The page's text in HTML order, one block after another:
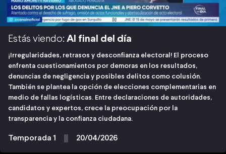
Estás viendo: Al final del día
¡Irregularidades, retrasos y desconfianza electoral! El proceso
enfrenta cuestionamientos por demoras en los resultados,
denuncias de negligencia y posibles delitos como colusión.
También se plantea la opción de elecciones complementarias en
medio de fallas logísticas. Entre declaraciones de autoridades,
candidatos y expertos, crece la preocupación por la
transparencia y la confianza ciudadana.
Temporada 1 20/04/2026